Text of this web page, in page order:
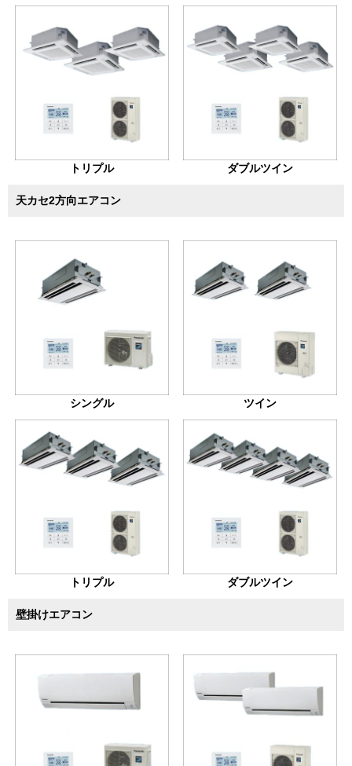
トリプル ダブルツイン
天カセ2方向エアコン
シングル ツイン
トリプル ダブルツイン
壁掛けエアコン